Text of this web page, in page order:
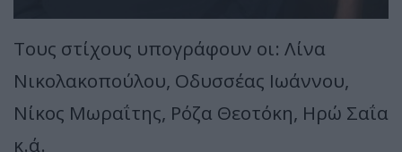
Τους στίχους υπογράφουν οι: Λίνα
Νικολακοπούλου, Οδυσσέας Ιωάννου,
Νίκος Μωραΐτης, Ρόζα Θεοτόκη, Ηρώ Σαΐα
κ.ά.